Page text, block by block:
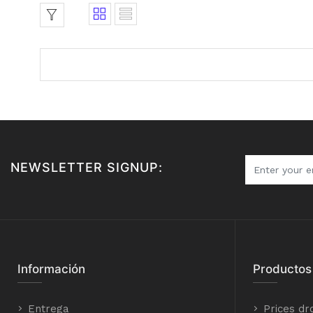
NEWSLETTER SIGNUP:
Información
Entrega
Productos
Prices